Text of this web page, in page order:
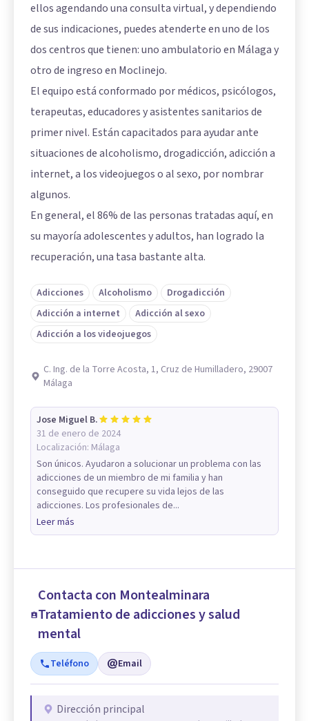
ellos agendando una consulta virtual, y dependiendo
de sus indicaciones, puedes atenderte en uno de los
dos centros que tienen: uno ambulatorio en Málaga y
otro de ingreso en Moclinejo.
El equipo está conformado por médicos, psicólogos,
terapeutas, educadores y asistentes sanitarios de
primer nivel. Están capacitados para ayudar ante
situaciones de alcoholismo, drogadicción, adicción a
internet, a los videojuegos o al sexo, por nombrar
algunos.
En general, el 86% de las personas tratadas aquí, en
su mayoría adolescentes y adultos, han logrado la
recuperación, una tasa bastante alta.
Adicciones Alcoholismo
Drogadicción
Adicción a internet
Adicción al sexo
Adicción a los videojuegos
C. Ing. de la Torre Acosta, 1, Cruz de Humilladero, 29007
Málaga
Jose Miguel B.
31 de enero de 2024
Localización: Málaga
Son únicos. Ayudaron a solucionar un problema con las
adicciones de un miembro de mi familia y han
conseguido que recupere su vida lejos de las
adicciones. Los profesionales de...
Leer más
Contacta con Montealminara
Tratamiento de adicciones y salud
mental
Teléfono Email
Dirección principal